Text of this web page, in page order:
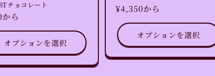
チョコレート
ら
オプションを選択
通
価
格
¥4,350から
オプションを選択